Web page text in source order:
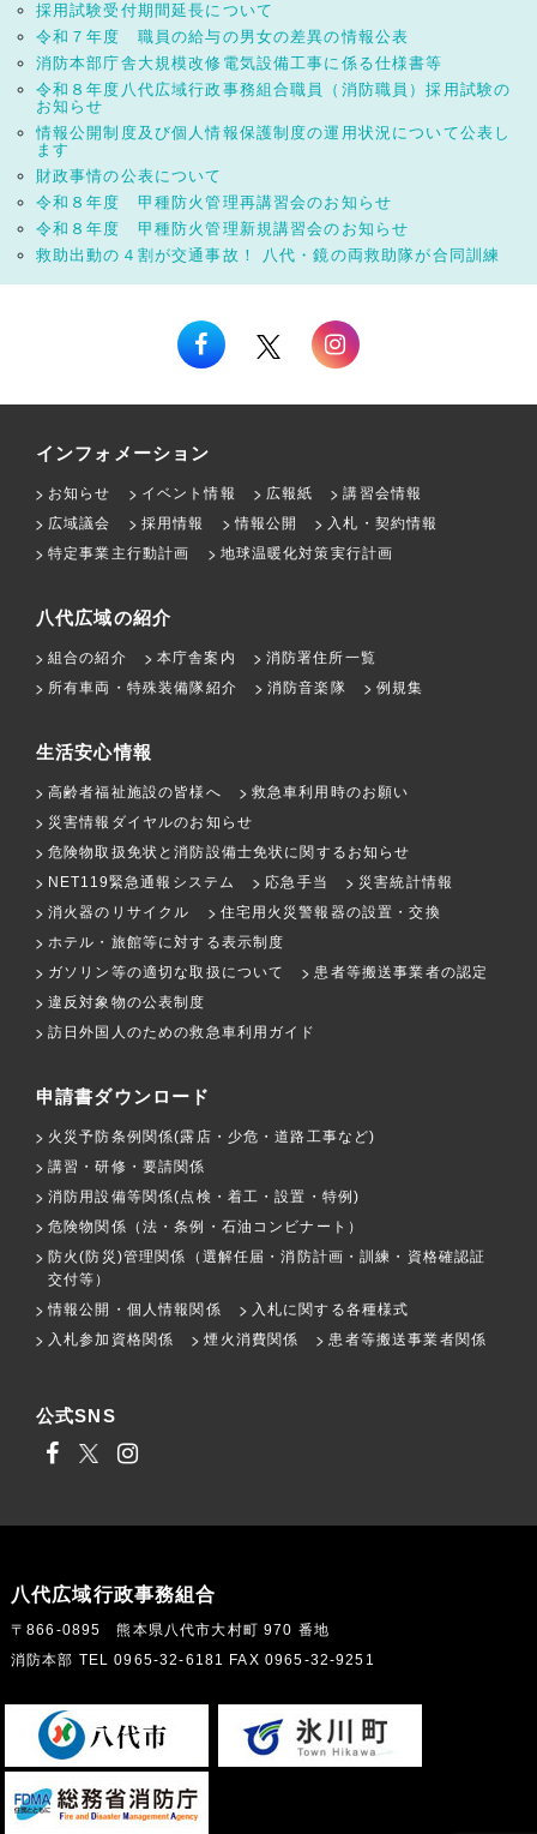
採用試験受付期間延長について
令和７年度 職員の給与の男女の差異の情報公表
消防本部庁舎大規模改修電気設備工事に係る仕様書等
令和８年度八代広域行政事務組合職員（消防職員）採用試験の
お知らせ
情報公開制度及び個人情報保護制度の運用状況について公表し
ます
財政事情の公表について
令和８年度 甲種防火管理再講習会のお知らせ
令和８年度 甲種防火管理新規講習会のお知らせ
救助出動の４割が交通事故！ 八代・鏡の両救助隊が合同訓練
インフォメーション
お知らせ イベント情報 広報紙
講習会情報
広域議会
採用情報 情報公開
入札・契約情報
特定事業主行動計画
地球温暖化対策実行計画
八代広域の紹介
組合の紹介 本庁舎案内
消防署住所一覧
所有車両・特殊装備隊紹介
消防音楽隊 例規集
生活安心情報
高齢者福祉施設の皆様へ
救急車利用時のお願い
災害情報ダイヤルのお知らせ
危険物取扱免状と消防設備士免状に関するお知らせ
NET119緊急通報システム
応急手当
災害統計情報
消火器のリサイクル
住宅用火災警報器の設置・交換
ホテル・旅館等に対する表示制度
ガソリン等の適切な取扱について
患者等搬送事業者の認定
違反対象物の公表制度
訪日外国人のための救急車利用ガイド
申請書ダウンロード
火災予防条例関係(露店・少危・道路工事など)
講習・研修・要請関係
消防用設備等関係(点検・着工・設置・特例)
危険物関係（法・条例・石油コンビナート）
防火(防災)管理関係（選解任届・消防計画・訓練・資格確認証
交付等）
情報公開・個人情報関係
入札に関する各種様式
入札参加資格関係
煙火消費関係 患者等搬送事業者関係
公式SNS
八代広域行政事務組合
〒866-0895 熊本県八代市大村町 970 番地
消防本部 TEL 0965-32-6181 FAX 0965-32-9251